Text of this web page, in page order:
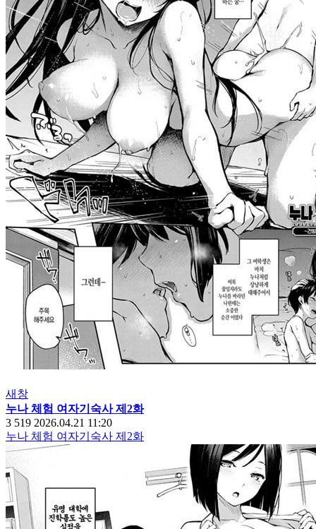
새창
누나 체험 여자기숙사 제2화
3 519 2026.04.21 11:20
누나 체험 여자기숙사 제2화